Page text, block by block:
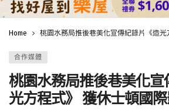
Home 桃園水務局推後巷美化宣傳紀錄片《造
合作媒體
桃園水務局推後巷美化宣
光方程式》 獲休士頓國